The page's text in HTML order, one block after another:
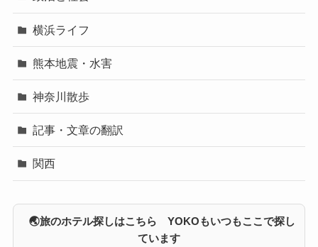
横浜ライフ
熊本地震・水害
神奈川散歩
記事・文章の翻訳
関西
🌏旅のホテル探しはこちら YOKOもいつもここで探し
ています